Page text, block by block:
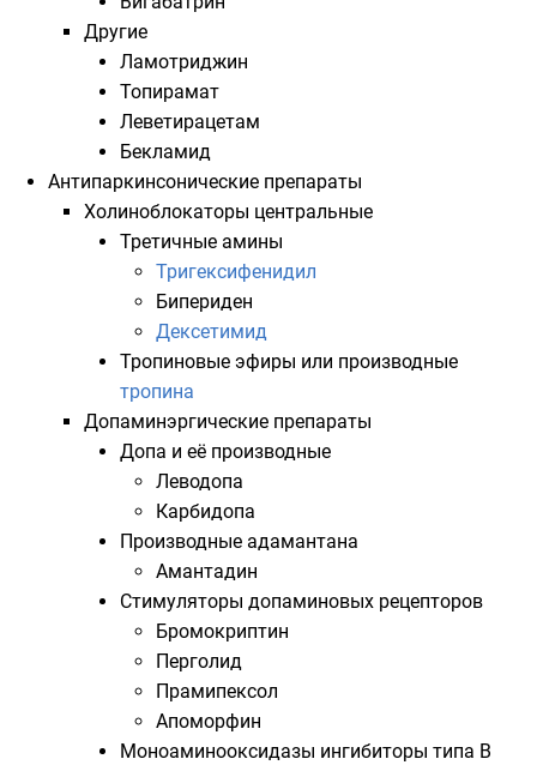
Другие
Ламотриджин
Топирамат
Леветирацетам
Бекламид
Антипаркинсонические препараты
Холиноблокаторы центральные
Третичные амины
Тригексифенидил
Бипериден
Дексетимид
Тропиновые эфиры или производные
тропина
Допаминэргические препараты
Допа и её производные
Леводопа
Карбидопа
Производные адамантана
Амантадин
Стимуляторы допаминовых рецепторов
Бромокриптин
Перголид
Прамипексол
Апоморфин
Моноаминооксидазы ингибиторы типа B